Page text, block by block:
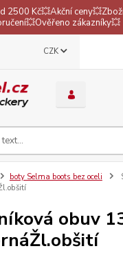
2500 Kč💥Akční
zákazníky💥
CZK
boty Selma boots bez oceli
obuv